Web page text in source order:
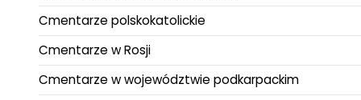
Cmentarze polskokatolickie
Cmentarze w Rosji
Cmentarze w województwie podkarpackim